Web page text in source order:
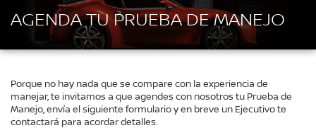
AGENDA TU PRUEBA DE MANEJO
Porque no hay nada que se compare con la experiencia de
manejar, te invitamos a que agendes con nosotros tu Prueba de
Manejo, envía el siguiente formulario y en breve un Ejecutivo te
contactará para acordar detalles.